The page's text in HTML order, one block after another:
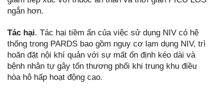
ngắn hơn.
Tác hại. Tác hại tiềm ẩn của việc sử dụng NIV có hệ
thống trong PARDS bao gồm nguy cơ lạm dụng NIV, trì
hoãn đặt nội khí quản với sự mất ổn định kéo dài và
bệnh nhân tự gây tổn thương phổi khi trung khu điều
hòa hô hấp hoạt động cao.